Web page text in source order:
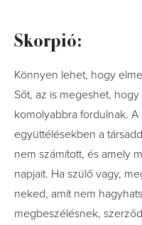
Skorpió:
Könnyen lehet, hogy
Sőt, az is megeshet,
komolyabbra fordulnak.
együttélésekben a
nem számított, és amely
napjait. Ha szülő vagy,
neked, amit nem
megbeszélésnek,